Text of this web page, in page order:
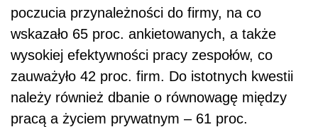
poczucia przynależności do firmy, na co
wskazało 65 proc. ankietowanych, a także
wysokiej efektywności pracy zespołów, co
zauważyło 42 proc. firm. Do istotnych kwestii
należy również dbanie o równowagę między
pracą a życiem prywatnym – 61 proc.